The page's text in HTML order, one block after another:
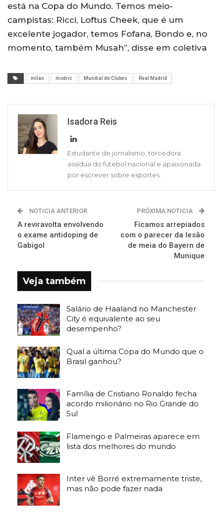
está na Copa do Mundo. Temos meio-
campistas: Ricci, Loftus Cheek, que é um
excelente jogador, temos Fofana, Bondo e, no
momento, também Musah”, disse em coletiva
milan modric Mundial de Clubes Real Madrid
Isadora Reis
Estudante de jornalismo, torcedora
assídua do futebol nacional e apaixonada
por escrever sobre esportes.
NOTICIA ANTERIOR
A reviravolta envolvendo
o exame antidoping de
Gabigol
PRÓXIMA NOTICIA
Ficamos arrepiados
com o parecer da lesão
de meia do Bayern de
Munique
Veja também
Salário de Haaland no Manchester
City é equivalente ao seu
desempenho?
Qual a última Copa do Mundo que o
Brasil ganhou?
Família de Cristiano Ronaldo fecha
acordo milionário no Rio Grande do
Sul
Flamengo e Palmeiras aparece em
lista dos melhores do mundo
Inter vê Borré extremamente triste,
mas não pode fazer nada